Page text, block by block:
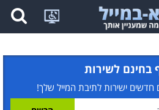
בחינם לשירות
חדשים ישירות לתיבת המייל שלך!